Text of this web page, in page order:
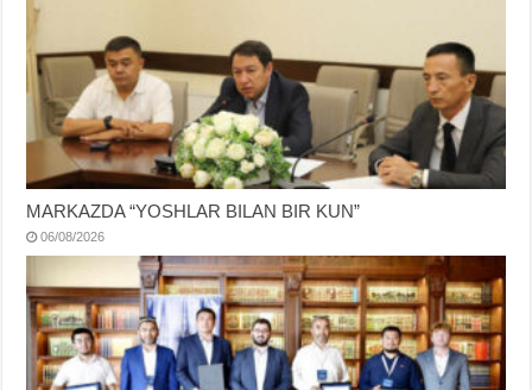
MARKAZDA “YOSHLAR BILAN BIR KUN”
06/08/2026